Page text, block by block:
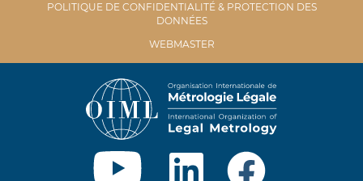
POLITIQUE DE CONFIDENTIALITÉ & PROTECTION DES
DONNÉES
WEBMASTER